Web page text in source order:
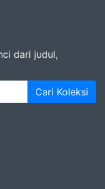
dari judul,
Cari Koleksi